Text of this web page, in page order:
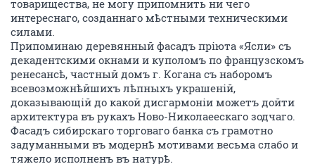
товарищества, не могу припомнить ни чего
интереснаго, созданнаго мѣстными техническими
силами.
Припоминаю деревянный фасадъ пріюта «Ясли» съ
декадентскими окнами и куполомъ по французскомъ
ренесансѣ, частный домъ г. Когана съ наборомъ
всевозможнѣйшихъ лѣпныхъ украшеній,
доказывающій до какой дисгармоніи можетъ дойти
архитектура въ рукахъ Ново-Николаеескаго зодчаго.
Фасадъ сибирскаго торговаго банка съ грамотно
задуманными въ модернѣ мотивами весьма слабо и
тяжело исполненъ въ натурѣ.